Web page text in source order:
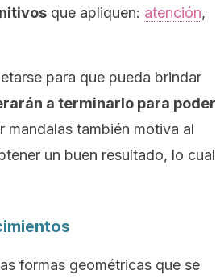
que apliquen: atención,
para que pueda brindar
a terminarlo para poder
mandalas también motiva al
un buen resultado, lo cual
formas geométricas que se